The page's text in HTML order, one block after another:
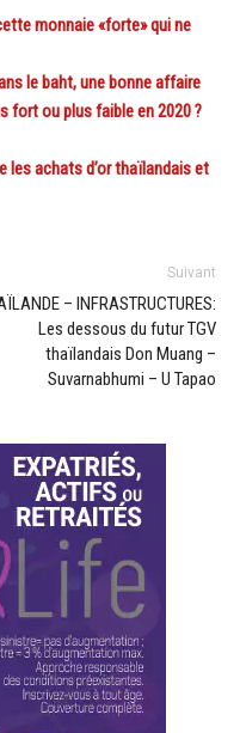
monnaie «forte» qui ne
le baht, une bonne affaire
fort ou plus faible en 2020 ?
les achats d’or thaïlandais et
Suivant
– INFRASTRUCTURES:
Les dessous du futur TGV
thaïlandais Don Muang –
Suvarnabhumi – U Tapao